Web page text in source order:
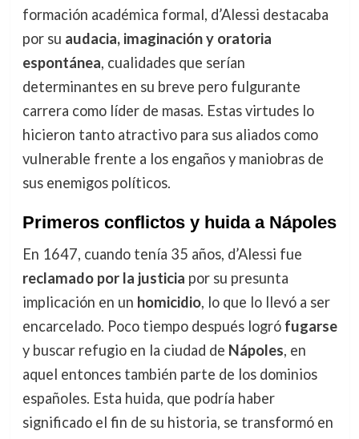
formación académica formal, d’Alessi destacaba
por su audacia, imaginación y oratoria
espontánea, cualidades que serían
determinantes en su breve pero fulgurante
carrera como líder de masas. Estas virtudes lo
hicieron tanto atractivo para sus aliados como
vulnerable frente a los engaños y maniobras de
sus enemigos políticos.
Primeros conflictos y huida a Nápoles
En 1647, cuando tenía 35 años, d’Alessi fue
reclamado por la justicia por su presunta
implicación en un homicidio, lo que lo llevó a ser
encarcelado. Poco tiempo después logró fugarse
y buscar refugio en la ciudad de Nápoles, en
aquel entonces también parte de los dominios
españoles. Esta huida, que podría haber
significado el fin de su historia, se transformó en